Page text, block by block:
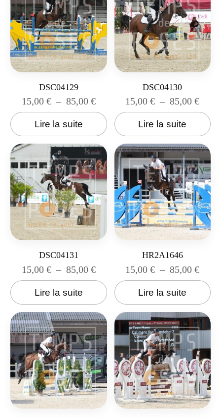
DSC04129
15,00 € – 85,00 €
Lire la suite
DSC04130
15,00€ – 85,00€
Lire la suite
DSC04131
15,00 € – 85,00 €
Lire la suite
HR2A1646
15,00€ – 85,00€
Lire la suite